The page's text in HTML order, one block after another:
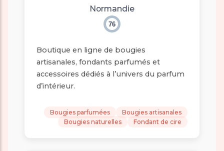
Normandie
76
Boutique en ligne de bougies
artisanales, fondants parfumés et
accessoires dédiés à l’univers du parfum
d’intérieur.
Bougies parfumées
Bougies artisanales
Bougies naturelles
Fondant de cire